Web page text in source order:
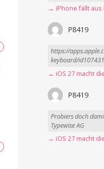
P8419
https://
keyboard/
P8419
Probiers doch
Typewise AG